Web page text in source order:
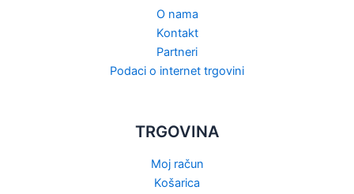
O nama
Kontakt
Partneri
Podaci o internet trgovini
TRGOVINA
Moj račun
Košarica